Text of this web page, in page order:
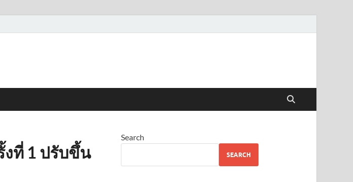
งที่ 1 ปรับขึ้น
Search
SEARCH